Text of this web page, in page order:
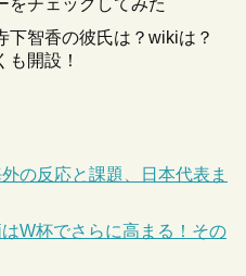
下智香の彼氏は？wikiは？
も開設！
の反応と課題、日本代表ま
W杯でさらに高まる！その